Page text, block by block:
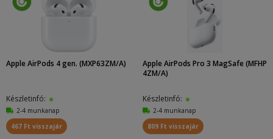
Apple AirPods 4 gen. (MXP63ZM/A)
Készletinfó:
2-4 munkanap
467 Ft visszajár
Apple AirPods Pro 3 MagSafe (MFHP
4ZM/A)
Készletinfó:
2-4 munkanap
809 Ft visszajár